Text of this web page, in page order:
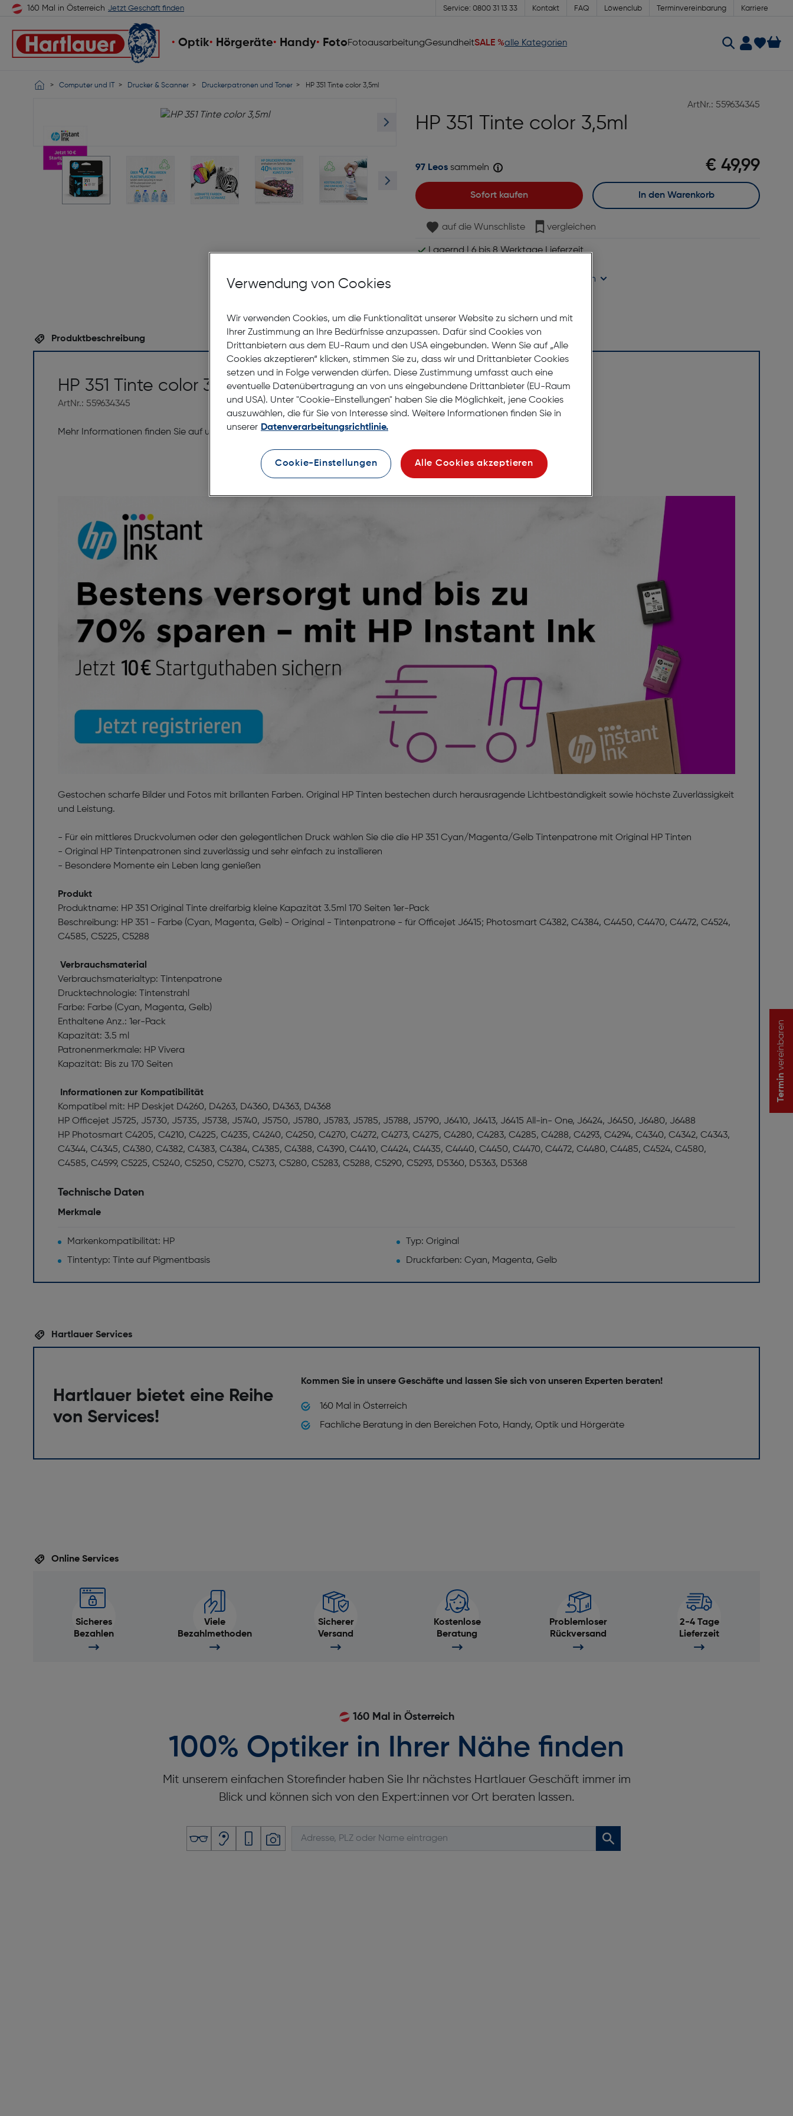
160 Mal in Österreich Jetzt Geschäft finden Service: 0800 31 13 33 Kontakt FAQ Löwenclub Terminvereinbarung Karriere
Optik Hörgeräte Handy FotoFotoausarbeitungGesundheitSALE %alle Kategorien
Computer und IT Drucker & Scanner Druckerpatronen und Toner HP 351 Tinte color 3,5ml
ArtNr.: 559634345
HP 351 Tinte color 3,5ml
€ 49,99
97 Leos sammeln
Sofort kaufen In den Warenkorb
auf die Wunschliste vergleichen
Lagernd | 6 bis 8 Werktage Lieferzeit
Verfügbarkeit prüfen
Produktbeschreibung
HP 351 Tinte color 3,5ml
ArtNr.: 559634345
Mehr Informationen finden Sie auf unsererHP Instant Ink Infoseite.
Gestochen scharfe Bilder und Fotos mit brillanten Farben. Original HP Tinten bestechen durch herausragende Lichtbeständigkeit sowie höchste Zuverlässigkeit
und Leistung.
- Für ein mittleres Druckvolumen oder den gelegentlichen Druck wählen Sie die die HP 351 Cyan/Magenta/Gelb Tintenpatrone mit Original HP Tinten
- Original HP Tintenpatronen sind zuverlässig und sehr einfach zu installieren
- Besondere Momente ein Leben lang genießen
Produkt
Produktname: HP 351 Original Tinte dreifarbig kleine Kapazität 3.5ml 170 Seiten 1er-Pack
Beschreibung: HP 351 - Farbe (Cyan, Magenta, Gelb) - Original - Tintenpatrone - für Officejet J6415; Photosmart C4382, C4384, C4450, C4470, C4472, C4524,
C4585, C5225, C5288
Verbrauchsmaterial
Verbrauchsmaterialtyp: Tintenpatrone
Drucktechnologie: Tintenstrahl
Farbe: Farbe (Cyan, Magenta, Gelb)
Enthaltene Anz.: 1er-Pack
Kapazität: 3.5 ml
Patronenmerkmale: HP Vivera
Kapazität: Bis zu 170 Seiten
Informationen zur Kompatibilität
Kompatibel mit: HP Deskjet D4260, D4263, D4360, D4363, D4368
HP Officejet J5725, J5730, J5735, J5738, J5740, J5750, J5780, J5783, J5785, J5788, J5790, J6410, J6413, J6415 All-in- One, J6424, J6450, J6480, J6488
HP Photosmart C4205, C4210, C4225, C4235, C4240, C4250, C4270, C4272, C4273, C4275, C4280, C4283, C4285, C4288, C4293, C4294, C4340, C4342, C4343,
C4344, C4345, C4380, C4382, C4383, C4384, C4385, C4388, C4390, C4410, C4424, C4435, C4440, C4450, C4470, C4472, C4480, C4485, C4524, C4580,
C4585, C4599, C5225, C5240, C5250, C5270, C5273, C5280, C5283, C5288, C5290, C5293, D5360, D5363, D5368
Technische Daten
Merkmale
Markenkompatibilität: HP
Typ: Original
Tintentyp: Tinte auf Pigmentbasis
Druckfarben: Cyan, Magenta, Gelb
Hartlauer Services
Hartlauer bietet eine Reihe
von Services!
Kommen Sie in unsere Geschäfte und lassen Sie sich von unseren Experten beraten!
160 Mal in Österreich
Fachliche Beratung in den Bereichen Foto, Handy, Optik und Hörgeräte
Online Services
Sicheres
Bezahlen
Viele
Bezahlmethoden
Sicherer
Versand
Kostenlose
Beratung
Problemloser
Rückversand
2-4 Tage
Lieferzeit
160 Mal in Österreich
100% Optiker in Ihrer Nähe finden
Mit unserem einfachen Storefinder haben Sie Ihr nächstes Hartlauer Geschäft immer im
Blick und können sich von den Expert:innen vor Ort beraten lassen.
Termin
vereinbaren
Verwendung von Cookies
Wir verwenden Cookies, um die Funktionalität unserer Website zu sichern und mit
Ihrer Zustimmung an Ihre Bedürfnisse anzupassen. Dafür sind Cookies von
Drittanbietern aus dem EU-Raum und den USA eingebunden. Wenn Sie auf „Alle
Cookies akzeptieren“ klicken, stimmen Sie zu, dass wir und Drittanbieter Cookies
setzen und in Folge verwenden dürfen. Diese Zustimmung umfasst auch eine
eventuelle Datenübertragung an von uns eingebundene Drittanbieter (EU-Raum
und USA). Unter "Cookie-Einstellungen" haben Sie die Möglichkeit, jene Cookies
auszuwählen, die für Sie von Interesse sind. Weitere Informationen finden Sie in
unserer Datenverarbeitungsrichtlinie.
Cookie-Einstellungen Alle Cookies akzeptieren